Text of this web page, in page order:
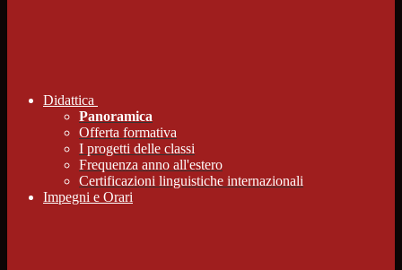
Didattica
Panoramica
Offerta formativa
I progetti delle classi
Frequenza anno all'estero
Certificazioni linguistiche internazionali
Impegni e Orari